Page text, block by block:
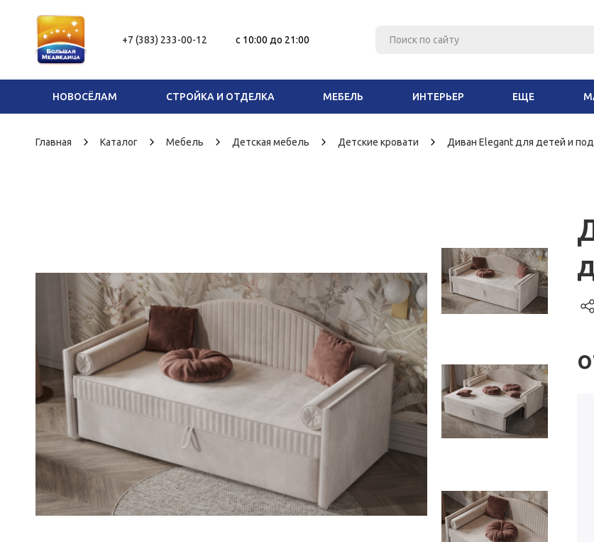
+7 (383) 233-00-12 c 10:00 до 21:00
НОВОСЁЛАМ СТРОЙКА И ОТДЕЛКА МЕБЕЛЬ ИНТЕРЬЕР ЕЩЕ
Главная Каталог Мебель Детская мебель Детские кровати Диван Elegant для детей и